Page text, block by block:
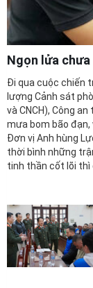
Ngọn lửa
Đi qua cuộc chiến
lượng Cảnh sát
và CNCH), Công
mưa bom bão
Đơn vị Anh hùng
thời bình những
tinh thần cốt lõi thì